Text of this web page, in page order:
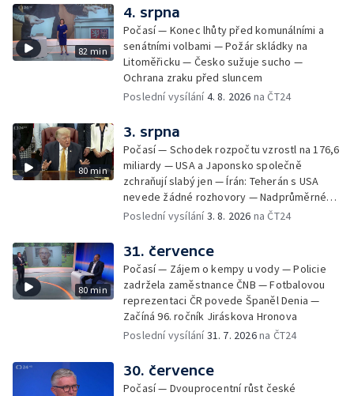
82 min
4. srpna
Počasí — Konec lhůty před komunálními a
senátními volbami — Požár skládky na
Litoměřicku — Česko sužuje sucho —
Ochrana zraku před sluncem
Poslední vysílání4. 8. 2026 na ČT24
80 min
3. srpna
Počasí — Schodek rozpočtu vzrostl na 176,6
miliardy — USA a Japonsko společně
zchraňují slabý jen — Írán: Teherán s USA
nevede žádné rozhovory — Nadprůměrné
množství vos v Česku
Poslední vysílání3. 8. 2026 na ČT24
80 min
31. července
Počasí — Zájem o kempy u vody — Policie
zadržela zaměstnance ČNB — Fotbalovou
reprezentaci ČR povede Španěl Denia —
Začíná 96. ročník Jiráskova Hronova
Poslední vysílání31. 7. 2026na ČT24
30. července
Počasí — Dvouprocentní růst české